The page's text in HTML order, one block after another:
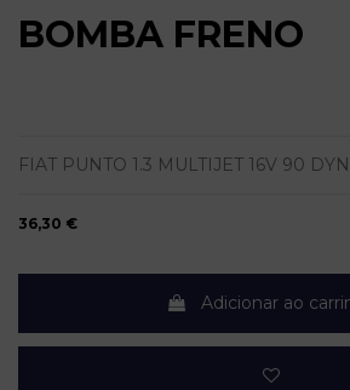
BOMBA FRENO
FIAT PUNTO 1.3 MULTIJET 16V 90
36,30 €
Adicionar ao